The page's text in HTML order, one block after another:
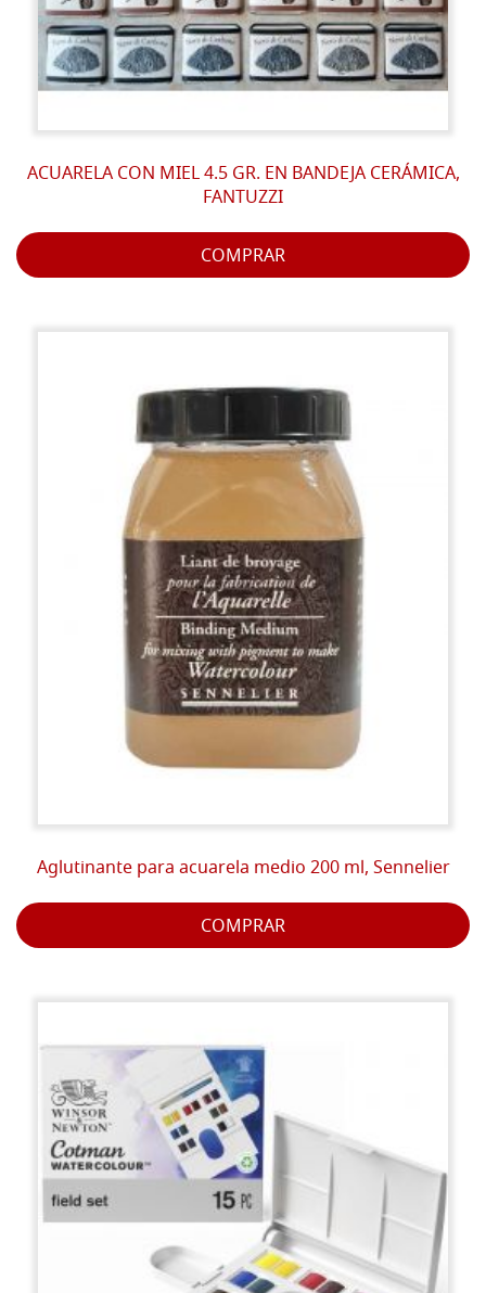
ACUARELA CON MIEL 4.5 GR. EN BANDEJA CERÁMICA,
FANTUZZI
COMPRAR
Aglutinante para acuarela medio 200 ml, Sennelier
COMPRAR